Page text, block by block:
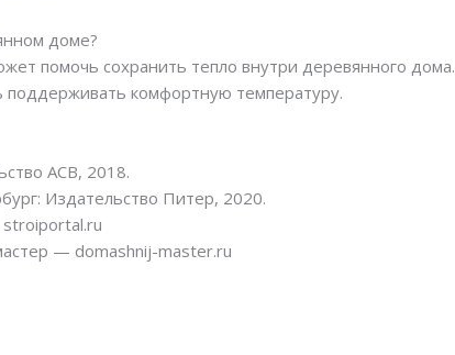
доме?
помочь сохранить тепло внутри деревянного дома.
поддерживать комфортную температуру.
АСВ, 2018.
Издательство Питер, 2020.
— domashnij-master.ru